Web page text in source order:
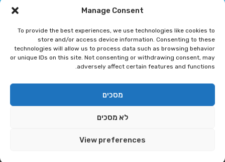
Manage Consent
To provide the best experiences, we use technologies like cookies to
store and/or access device information. Consenting to these
technologies will allow us to process data such as browsing behavior
or unique IDs on this site. Not consenting or withdrawing consent, may
adversely affect certain features and functions.
מסכים
לא מסכים
View preferences